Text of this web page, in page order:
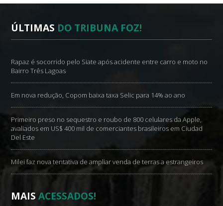
ÚLTIMAS DO TRIBUNA FOZ!
Rapaz é socorrido pelo Siate após acidente entre carro e moto no
Bairro Três Lagoas
Em nova redução, Copom baixa taxa Selic para 14% ao ano
Primeiro preso no sequestro e roubo de 800 celulares da Apple,
avaliados em US$ 400 mil de comerciantes brasileiros em Ciudad
Del Este
Milei faz nova tentativa de ampliar venda de terras a estrangeiros
MAISACESSADOS!